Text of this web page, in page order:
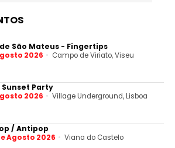
São Mateus - Fingertips
2026 Campo de Viriato, Viseu
Sunset Party
2026 Village Underground, Lisboa
/ Antipop
Agosto 2026 Viana do Castelo